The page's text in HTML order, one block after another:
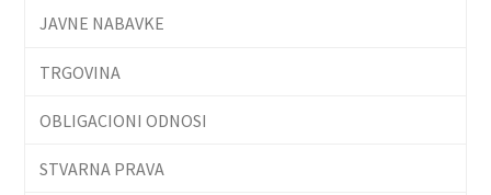
JAVNE NABAVKE
TRGOVINA
OBLIGACIONI ODNOSI
STVARNA PRAVA